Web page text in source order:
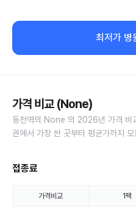
최저가 병
가격 비교 (None)
동천역의 None 의 2026년 가격 비
권에서 가장 싼 곳부터 평균가까지
접종료
가격비교 1팩